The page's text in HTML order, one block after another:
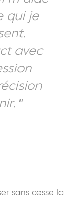
qui je
avec
sans cesse la